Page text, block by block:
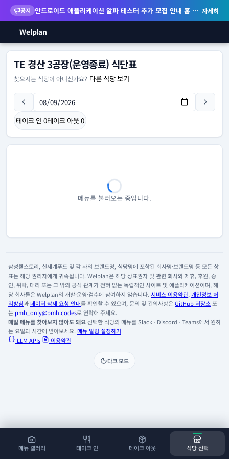
공지 안드로이드 애플리케이션 알파 테스터 추가 모집 안내 홈 화면 위젯 등 지원 자세히
Welplan
메뉴 갤러리 테이크 인 테이크 아웃 식당 선택
TE 경산 3공장(운영종료) 식단표
찾으시는 식당이 아니신가요?-다른 식당 보기
테이크 인 0테이크 아웃0
메뉴를 불러오는 중입니다.
삼성웰스토리, 신세계푸드 및 각 사의 브랜드명, 식당명에 포함된 회사명·브랜드명 등 모든 상
표는 해당 권리자에게 귀속됩니다. Welplan은 해당 상표권자 및 관련 회사와 제휴, 후원, 승
인, 위탁, 대리 또는 그 밖의 공식 관계가 전혀 없는 독립적인 사이트 및 애플리케이션이며, 해
당 회사들은 Welplan의 개발·운영·검수에 참여하지 않습니다. 서비스 이용약관, 개인정보 처
리방침과데이터 삭제 요청 안내를 확인할 수 있으며, 문의 및 건의사항은GitHub 저장소 또
는 pmh_only@pmh.codes로 연락해 주세요.
매일 메뉴를 찾아보지 않아도 돼요선택한 식당의 메뉴를 Slack · Discord · Teams에서 원하
는 요일과 시간에 받아보세요. 메뉴 알림 설정하기
LLM APIs
이용약관
다크 모드